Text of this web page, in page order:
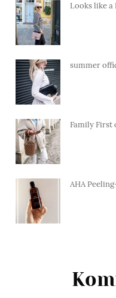
Looks like a
summer
Family First
AHA